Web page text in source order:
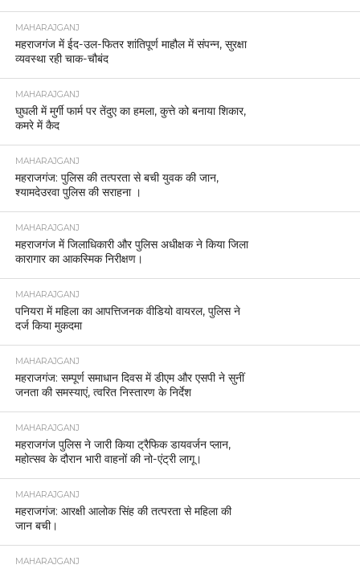
MAHARAJGANJ
महराजगंज में ईद-उल-फितर शांतिपूर्ण माहौल में संपन्न, सुरक्षा
व्यवस्था रही चाक-चौबंद
MAHARAJGANJ
घुघली में मुर्गी फार्म पर तेंदुए का हमला, कुत्ते को बनाया शिकार,
कमरे में कैद
MAHARAJGANJ
महराजगंज: पुलिस की तत्परता से बची युवक की जान,
श्यामदेउरवा पुलिस की सराहना ।
MAHARAJGANJ
महराजगंज में जिलाधिकारी और पुलिस अधीक्षक ने किया जिला
कारागार का आकस्मिक निरीक्षण।
MAHARAJGANJ
पनियरा में महिला का आपत्तिजनक वीडियो वायरल, पुलिस ने
दर्ज किया मुकदमा
MAHARAJGANJ
महराजगंज: सम्पूर्ण समाधान दिवस में डीएम और एसपी ने सुनीं
जनता की समस्याएं, त्वरित निस्तारण के निर्देश
MAHARAJGANJ
महराजगंज पुलिस ने जारी किया ट्रैफिक डायवर्जन प्लान,
महोत्सव के दौरान भारी वाहनों की नो-एंट्री लागू।
MAHARAJGANJ
महराजगंज: आरक्षी आलोक सिंह की तत्परता से महिला की
जान बची।
MAHARAJGANJ